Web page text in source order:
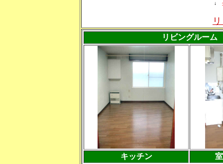
↓
リビングルーム
キッチン